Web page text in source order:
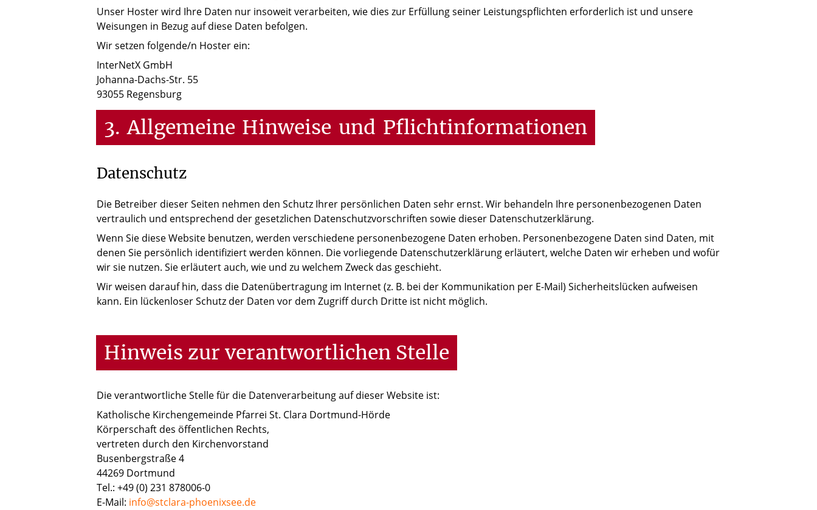
Unser Hoster wird Ihre Daten nur insoweit verarbeiten, wie dies zur Erfüllung seiner Leistungspflichten erforderlich ist und unsere
Weisungen in Bezug auf diese Daten befolgen.
Wir setzen folgende/n Hoster ein:
InterNetX GmbH
Johanna-Dachs-Str. 55
93055 Regensburg
3. Allgemeine Hinweise und Pflichtinformationen
Datenschutz
Die Betreiber dieser Seiten nehmen den Schutz Ihrer persönlichen Daten sehr ernst. Wir behandeln Ihre personenbezogenen Daten
vertraulich und entsprechend der gesetzlichen Datenschutzvorschriften sowie dieser Datenschutzerklärung.
Wenn Sie diese Website benutzen, werden verschiedene personenbezogene Daten erhoben. Personenbezogene Daten sind Daten, mit
denen Sie persönlich identifiziert werden können. Die vorliegende Datenschutzerklärung erläutert, welche Daten wir erheben und wofür
wir sie nutzen. Sie erläutert auch, wie und zu welchem Zweck das geschieht.
Wir weisen darauf hin, dass die Datenübertragung im Internet (z. B. bei der Kommunikation per E-Mail) Sicherheitslücken aufweisen
kann. Ein lückenloser Schutz der Daten vor dem Zugriff durch Dritte ist nicht möglich.
Hinweis zur verantwortlichen Stelle
Die verantwortliche Stelle für die Datenverarbeitung auf dieser Website ist:
Katholische Kirchengemeinde Pfarrei St. Clara Dortmund-Hörde
Körperschaft des öffentlichen Rechts,
vertreten durch den Kirchenvorstand
Busenbergstraße 4
44269 Dortmund
Tel.: +49 (0) 231 878006-0
E-Mail: info@stclara-phoenixsee.de